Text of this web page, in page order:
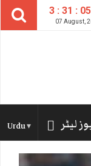
3 : 31 :
07 August,
لیٹر Urdu